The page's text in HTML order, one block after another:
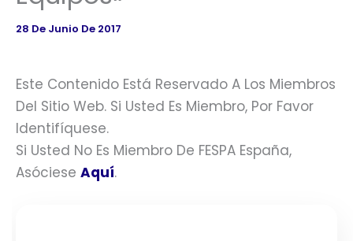
28 De Junio De 2017
Este Contenido Está Reservado A Los Miembros
Del Sitio Web. Si Usted Es Miembro, Por Favor
Identifíquese.
Si Usted No Es Miembro De FESPA España,
Asóciese Aquí.